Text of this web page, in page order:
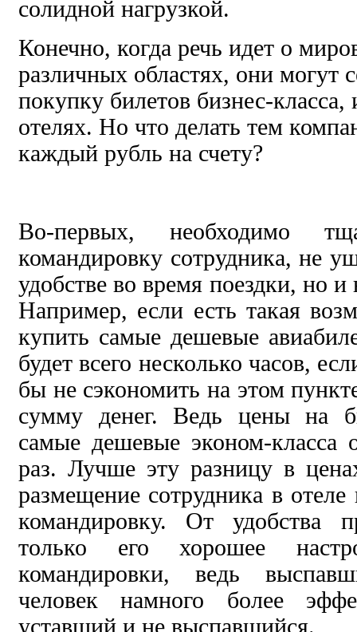
солидной нагрузкой.
Конечно, когда речь идет о
различных областях, они могут
покупку билетов бизнес-
отелях. Но что делать тем
каждый рубль на счету?
Во-первых, необходимо
командировку сотрудника, не
удобстве во время поездки, но
Например, если есть такая
купить самые дешевые
будет всего несколько часов,
бы не сэкономить на этом
сумму денег. Ведь цены на
самые дешевые эконом-класса
раз. Лучше эту разницу в
размещение сотрудника в
командировку. От удобства
только его хорошее
командировки, ведь
человек намного более
уставший и не выспавшийся.